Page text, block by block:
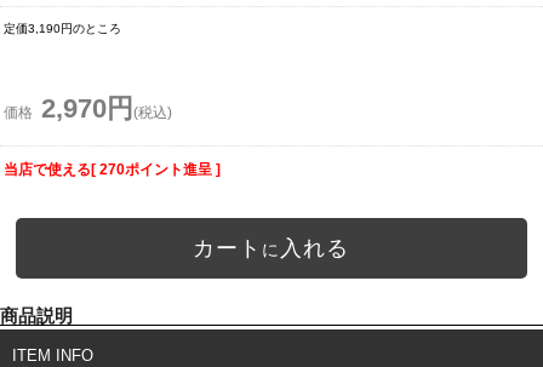
定価3,190円のところ
価格 2,970円 (税込)
当店で使える[ 270ポイント進呈 ]
カート に 入れる
商品説明
ITEM INFO